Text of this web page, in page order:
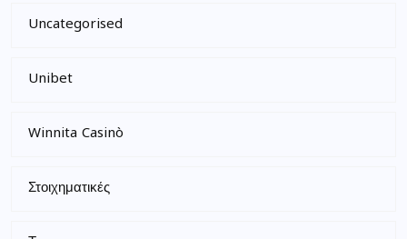
Uncategorised
Unibet
Winnita Casinò
Στοιχηματικές